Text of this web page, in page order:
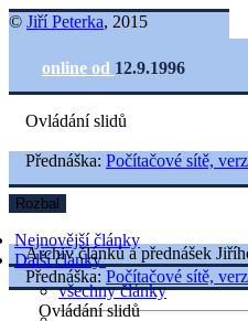
© Jiří Peterka, 2015
online od 12.9.1996
Ovládání slidů
Nejnovější články
Další články
všechny články
Přednáška: Počítačové sítě,
Rozbal
Archiv článků a přednášek
Přednáška: Počítačové sítě,
Ovládání slidů